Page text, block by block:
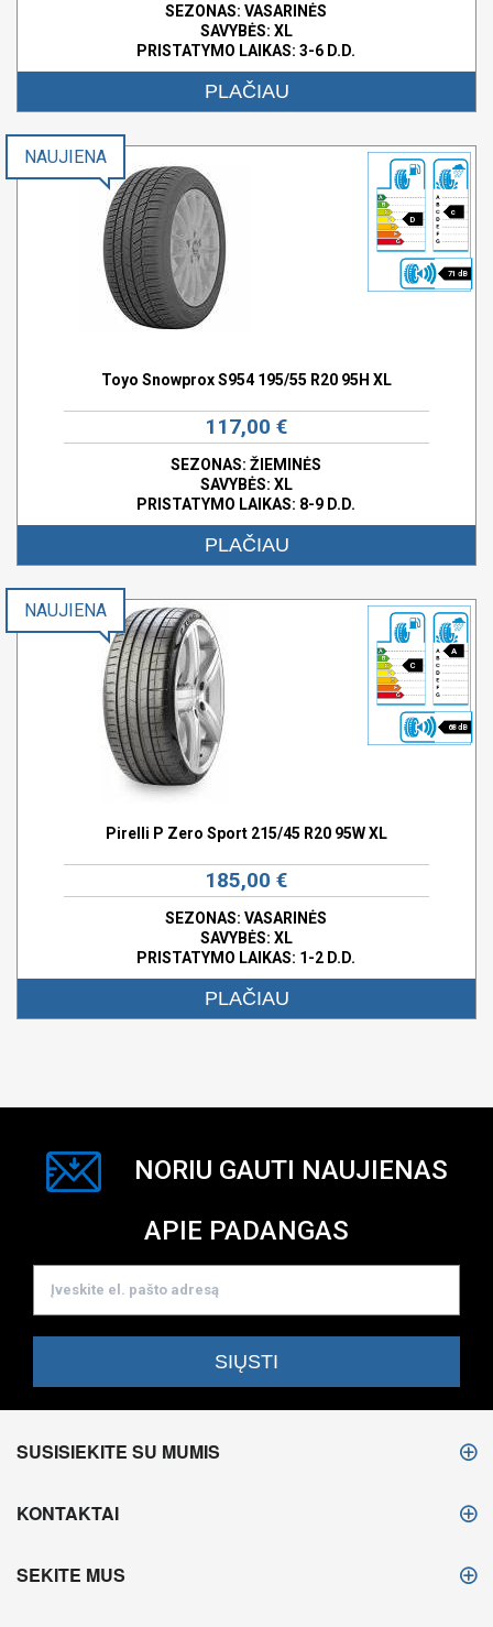
SEZONAS: VASARINĖS
SAVYBĖS: XL
PRISTATYMO LAIKAS: 3-6 D.D.
PLAČIAU
D
c
71 dB
NAUJIENA
Toyo Snowprox S954 195/55 R20 95H XL
117,00 €
SEZONAS: ŽIEMINĖS
SAVYBĖS: XL
PRISTATYMO LAIKAS: 8-9 D.D.
PLAČIAU
C
A
68 dB
NAUJIENA
Pirelli P Zero Sport 215/45 R20 95W XL
185,00 €
SEZONAS: VASARINĖS
SAVYBĖS: XL
PRISTATYMO LAIKAS: 1-2 D.D.
PLAČIAU
NORIU GAUTI NAUJIENAS
APIE PADANGAS
SUSISIEKITE SU MUMIS
KONTAKTAI
SEKITE MUS